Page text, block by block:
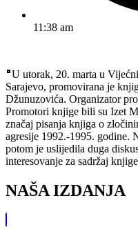
11:38 am
U utorak, 20. marta u
Sarajevo, promovirana je
Džunuzovića. Organizator
Promotori knjige bili su Izet
značaj pisanja knjiga o
agresije 1992.-1995. godine.
potom je uslijedila duga
interesovanje za sadržaj
NAŠA IZDANJA